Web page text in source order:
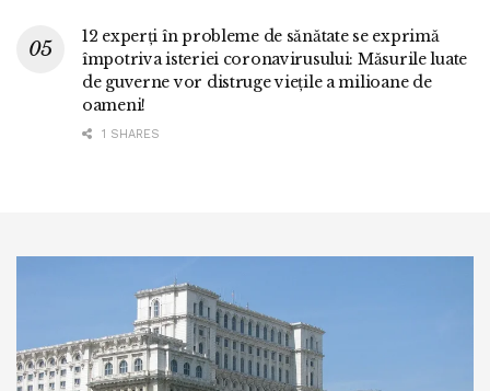
12 experți în probleme de sănătate se exprimă
împotriva isteriei coronavirusului: Măsurile luate
de guverne vor distruge viețile a milioane de
oameni!
1 SHARES